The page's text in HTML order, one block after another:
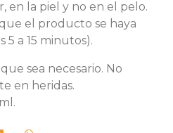
en la piel y no en el pelo.
el producto se haya
5 a 15 minutos).
sea necesario. No
en heridas.